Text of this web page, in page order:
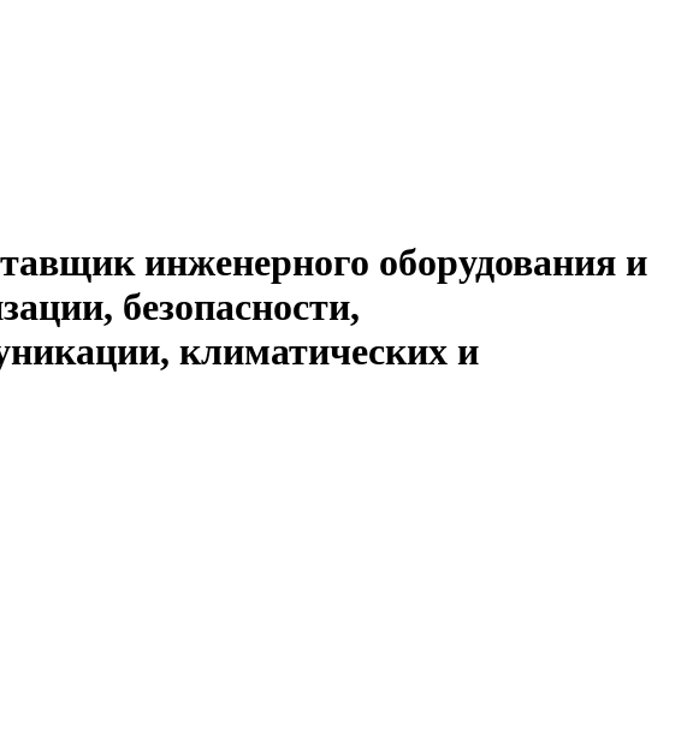
инженерного оборудования и
безопасности,
климатических и